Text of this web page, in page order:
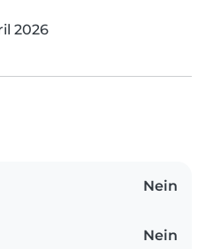
2026
Nein
Nein